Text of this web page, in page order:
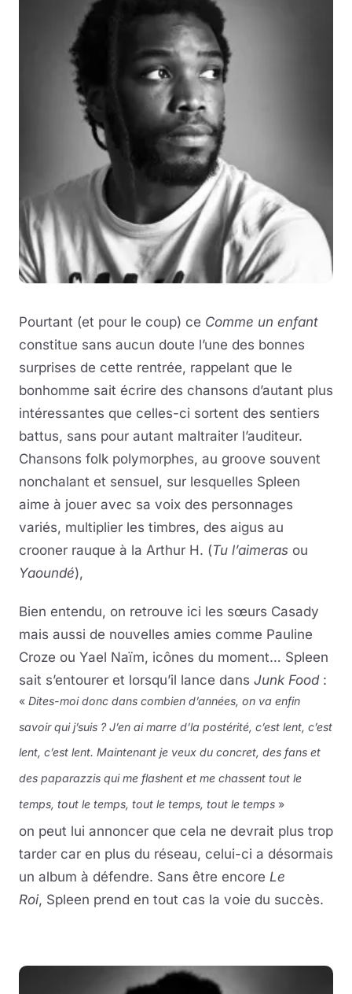
Pourtant (et pour le coup) ce Comme un enfant
constitue sans aucun doute l’une des bonnes
surprises de cette rentrée, rappelant que le
bonhomme sait écrire des chansons d’autant plus
intéressantes que celles-ci sortent des sentiers
battus, sans pour autant maltraiter l’auditeur.
Chansons folk polymorphes, au groove souvent
nonchalant et sensuel, sur lesquelles Spleen
aime à jouer avec sa voix des personnages
variés, multiplier les timbres, des aigus au
crooner rauque à la Arthur H. (Tu l’aimeras ou
Yaoundé),
Bien entendu, on retrouve ici les sœurs Casady
mais aussi de nouvelles amies comme Pauline
Croze ou Yael Naïm, icônes du moment… Spleen
sait s’entourer et lorsqu’il lance dans Junk Food:
« Dites-moi donc dans combien d’années, on va enfin
savoir qui j’suis ? J’en ai marre d’la postérité, c’est lent, c’est
lent, c’est lent. Maintenant je veux du concret, des fans et
des paparazzis qui me flashent et me chassent tout le
temps, tout le temps, tout le temps, tout le temps »
on peut lui annoncer que cela ne devrait plus trop
tarder car en plus du réseau, celui-ci a désormais
un album à défendre. Sans être encore Le
Roi, Spleen prend en tout cas la voie du succès.